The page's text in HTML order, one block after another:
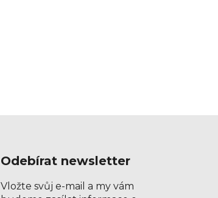
Odebírat newsletter
Vložte svůj e-mail a my vám